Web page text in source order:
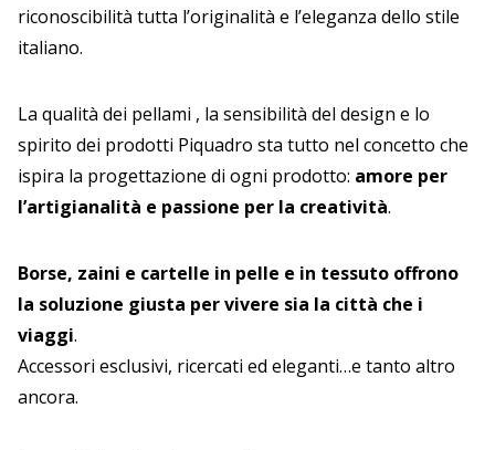
riconoscibilità tutta l’originalità e l’eleganza dello stile
italiano.
La qualità dei pellami , la sensibilità del design e lo
spirito dei prodotti Piquadro sta tutto nel concetto che
ispira la progettazione di ogni prodotto: amore per
l’artigianalità e passione per la creatività.
Borse, zaini e cartelle in pelle e in tessuto offrono
la soluzione giusta per vivere sia la città che i
viaggi.
Accessori esclusivi, ricercati ed eleganti…e tanto altro
ancora.